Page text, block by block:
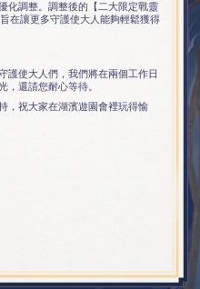
化調整。調整後的【二大限定戰靈
在讓更多守護使大人能夠輕鬆獲得
護使大人們，我們將在兩個工作日
，還請您耐心等待。
，祝大家在湖濱遊園會裡玩得愉